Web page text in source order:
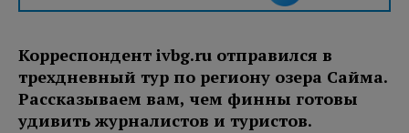
Корреспондент ivbg.ru отправился в
трехдневный тур по региону озера Сайма.
Рассказываем вам, чем финны готовы
удивить журналистов и туристов.